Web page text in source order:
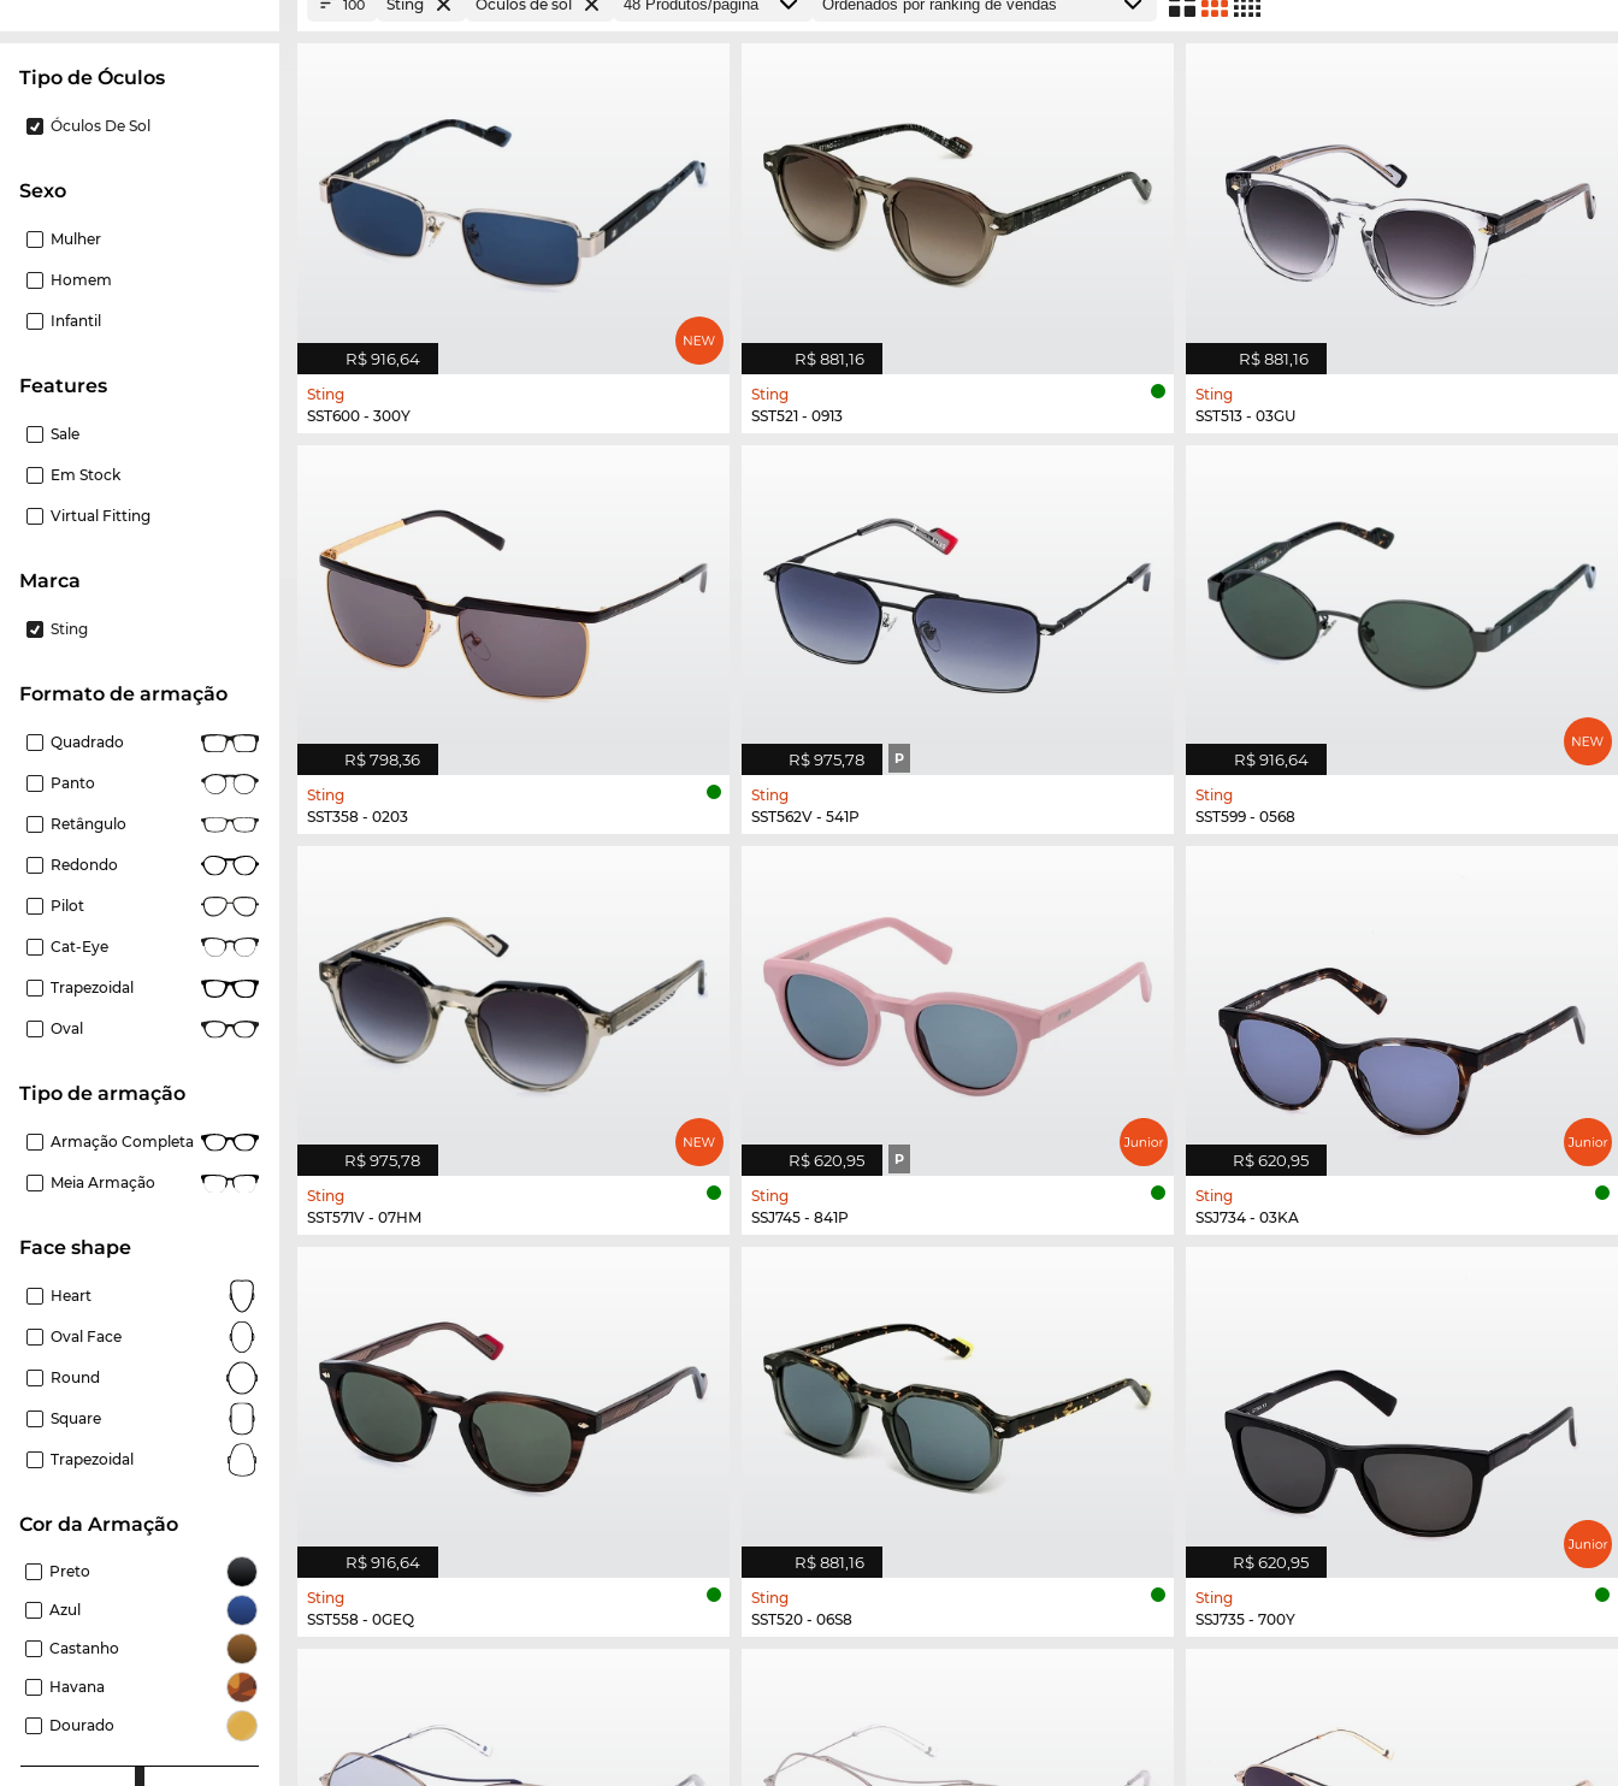
Tipo de Óculos
Óculos De Sol
Sexo
Mulher
Homem
Infantil
Features
Sale
Em Stock
Virtual Fitting
Marca
Sting
Formato de armação
Quadrado
Panto
Retângulo
Redondo
Pilot
Cat-Eye
Trapezoidal
Oval
Tipo de armação
Armação Completa
Meia Armação
Face shape
Heart
Oval Face
Round
Square
Trapezoidal
Cor da Armação
Preto
Azul
Castanho
Havana
Dourado
100 Sting Óculos de sol
R$ 916,64
Sting
SST600 - 300Y
R$ 881,16
Sting
SST521 - 0913
R$ 881,16
Sting
SST513 - 03GU
R$ 798,36
Sting
SST358 - 0203
R$ 975,78 P
Sting
SST562V - 541P
R$ 916,64
Sting
SST599 - 0568
R$ 975,78
Sting
SST571V - 07HM
R$ 620,95 P
Sting
SSJ745 - 841P
R$ 620,95
Sting
SSJ734 - 03KA
R$ 916,64
Sting
SST558 - 0GEQ
R$ 881,16
Sting
SST520 - 06S8
R$ 620,95
Sting
SSJ735 - 700Y